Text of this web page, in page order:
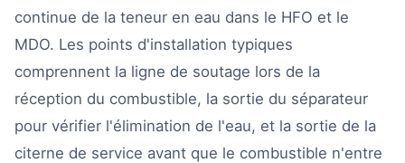
continue de la teneur en eau dans le HFO et le
MDO. Les points d'installation typiques
comprennent la ligne de soutage lors de la
réception du combustible, la sortie du séparateur
pour vérifier l'élimination de l'eau, et la sortie de la
citerne de service avant que le combustible n'entre